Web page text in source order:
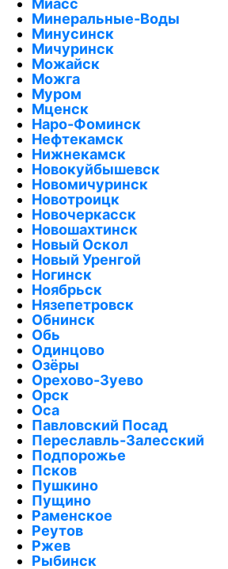
Минеральные-Воды
Минусинск
Мичуринск
Можайск
Можга
Муром
Мценск
Наро-Фоминск
Нефтекамск
Нижнекамск
Новокуйбышевск
Новомичуринск
Новотроицк
Новочеркасск
Новошахтинск
Новый Оскол
Новый Уренгой
Ногинск
Ноябрьск
Нязепетровск
Обнинск
Обь
Одинцово
Озёры
Орехово-Зуево
Орск
Оса
Павловский Посад
Переславль-Залесский
Подпорожье
Псков
Пушкино
Пущино
Раменское
Реутов
Ржев
Рыбинск